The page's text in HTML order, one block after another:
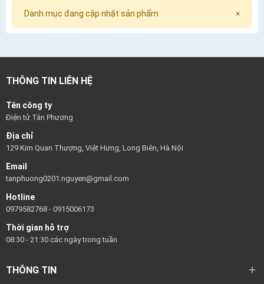
×
Danh mục đang cập nhật sản phẩm
THÔNG TIN LIÊN HỆ
Tên công ty
Điện tử Tân Phương
Địa chỉ
129 Kim Quan Thượng, Việt Hưng, Long Biên, Hà Nội
Email
tanphuong0201.nguyen@gmail.com
Hotline
0979582768 - 0915006173
Thời gian hỗ trợ
08:30 - 21:30 các ngày trong tuần
THÔNG TIN